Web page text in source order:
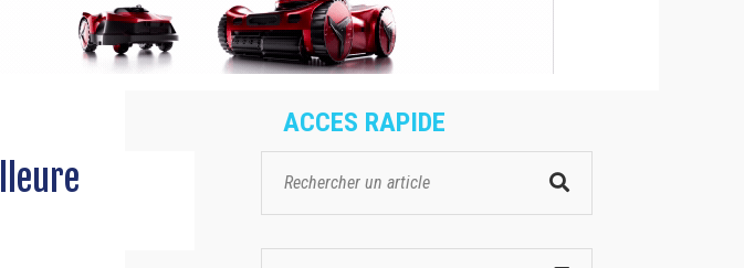
ACCES RAPIDE